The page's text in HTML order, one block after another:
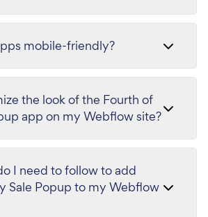
mobile-friendly?
the look of the Fourth of
app on my Webflow site?
I need to follow to add
Sale Popup to my Webflow